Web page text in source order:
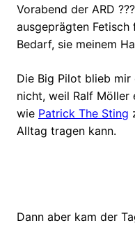
Vorabend der ARD
ausgeprägten
Bedarf, sie meinem
Die Big Pilot blieb mir
nicht, weil Ralf Möller
wie Patrick The Sting
Alltag tragen kann.
Dann aber kam der